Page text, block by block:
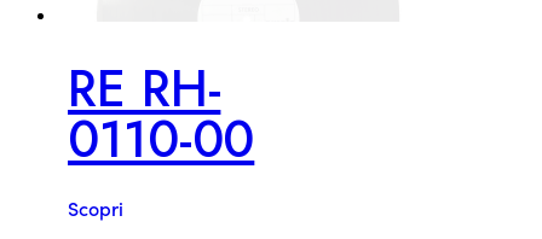
RE RH-
0110-00
Scopri